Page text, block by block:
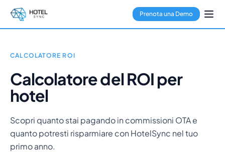
Vai al contenuto principale
Gestione della struttura
Channel Manager
Booking Engine
Hub multi-struttura
App per le Pulizie
Hotel
Condo hotel
Case vacanza
Property manager
Prenota una Demo
CALCOLATORE ROI
Calcolatore del ROI per
hotel
Scopri quanto stai pagando in commissioni OTA e
quanto potresti risparmiare con HotelSync nel tuo
primo anno.